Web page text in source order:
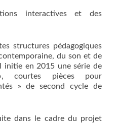
interactives et des
structures pédagogiques
du son et de
initie en 2015 une série de
courtes pièces pour
» de second cycle de
dans le cadre du projet